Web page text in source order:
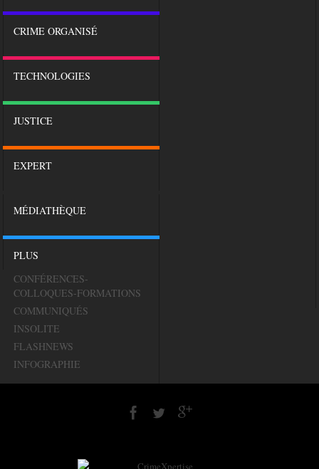
CRIME ORGANISÉ
TECHNOLOGIES
JUSTICE
EXPERT
MÉDIATHÈQUE
PLUS
CONFÉRENCES-
COLLOQUES-FORMATIONS
COMMUNIQUÉS
INSOLITE
FLASHNEWS
INFOGRAPHIE